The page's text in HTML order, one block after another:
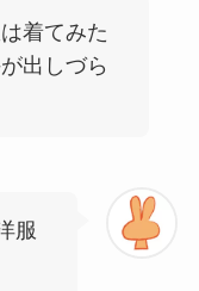
着てみた
出しづら
服